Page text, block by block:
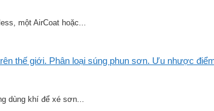
một AirCoat hoặc...
thế giới. Phân loại súng phun sơn. Ưu nhược
dùng khí để xé sơn...